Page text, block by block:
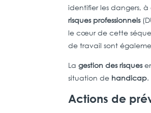
identifier les dangers,
risques professionnels
le cœur de cette
de travail sont
Lagestion des risques
situation de handicap.
Actions de